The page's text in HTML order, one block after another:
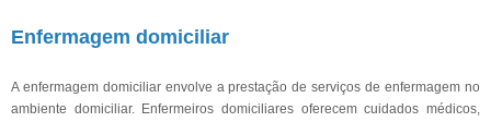
Enfermagem domiciliar
A enfermagem domiciliar envolve a prestação de serviços de enfermagem no
ambiente domiciliar. Enfermeiros domiciliares oferecem cuidados médicos,